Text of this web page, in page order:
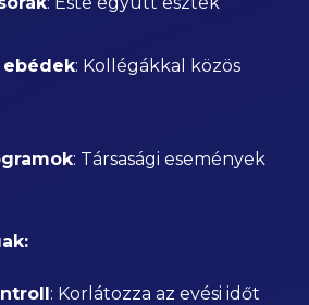
ebédek: Kollégákkal közös
: Társasági események
: Korlátozza az evési időt